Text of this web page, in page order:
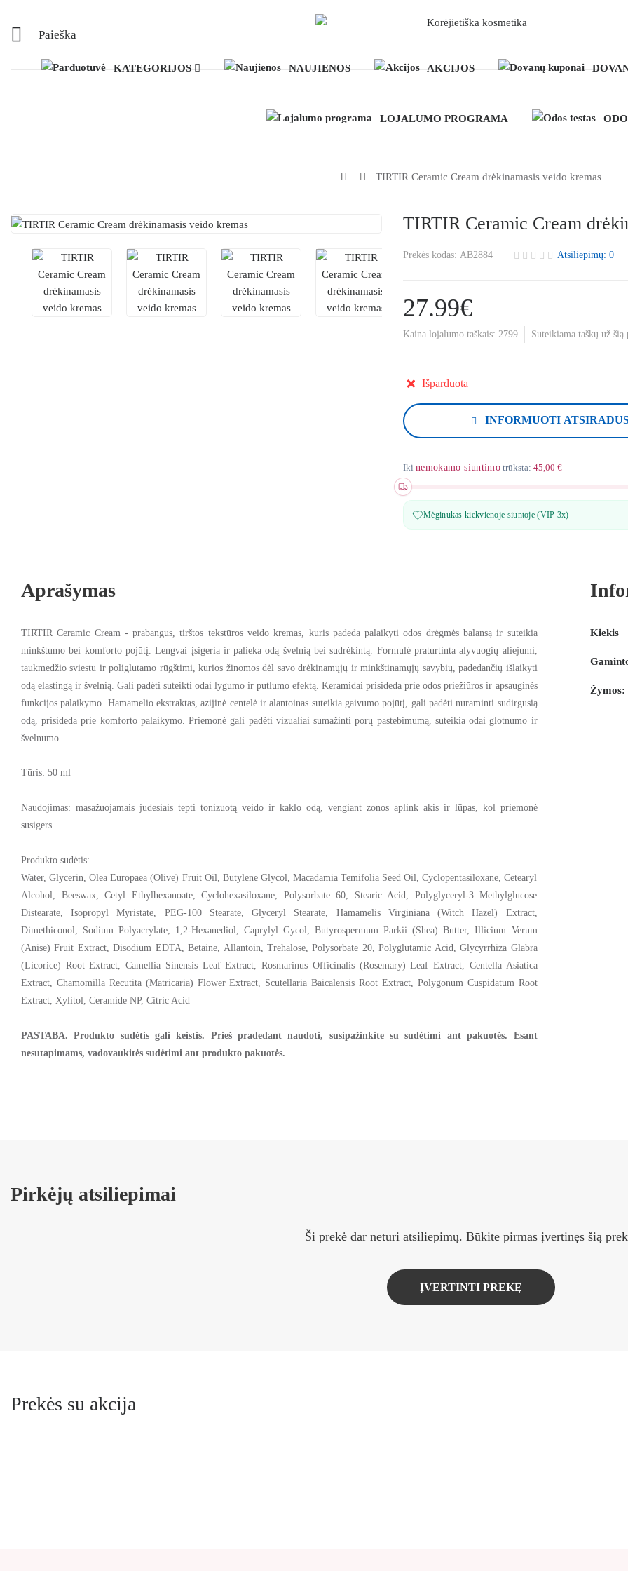
Paieška
KATEGORIJOS NAUJIENOS AKCIJOS
LOJALUMO PROGRAMA
TIRTIR Ceramic Cream drėkinamasis veido kremas
TIRTIR Ceramic Cream
Prekės kodas: AB2884 Atsiliepimų: 0
27.99€
Kaina lojalumo taškais: 2799 Suteikiama taškų už
Išparduota
INFORMUOTI
Iki nemokamo siuntimotrūksta: 45,00 €
Mėginukas kiekvienoje siuntoje (VIP 3x)
Aprašymas
TIRTIR Ceramic Cream - prabangus, tirštos tekstūros veido kremas, kuris padeda palaikyti odos drėgmės balansąir suteikia
minkštumo bei komforto pojūtį. Lengvai įsigeria ir palieka odą švelnią bei sudrėkintą. Formulė praturtintaalyvuogių aliejumi,
taukmedžio sviestu ir poliglutamo rūgštimi, kurios žinomos dėl savodrėkinamųjų ir minkštinamųjų savybių, padedančių išlaikyti
odą elastingą ir švelnią. Gali padėti suteikti odai lygumo ir putlumo efektą.Keramidai prisideda prieodos priežiūros ir apsauginės
funkcijos palaikymo. Hamamelio ekstraktas, azijinė centelė ir alantoinas suteikia gaivumo pojūtį, gali padėti nuraminti sudirgusią
odą,prisideda prie komforto palaikymo.Priemonė gali padėti vizualiai sumažinti porų pastebimumą, suteikia odai glotnumo ir
švelnumo.
Tūris: 50 ml
Naudojimas: masažuojamais judesiais tepti tonizuotą veido ir kaklo odą, vengiant zonos aplink akis ir lūpas, kol priemonė
susigers.
Produkto sudėtis:
Water, Glycerin, Olea Europaea (Olive) Fruit Oil, Butylene Glycol, Macadamia Temifolia Seed Oil, Cyclopentasiloxane, Cetearyl
Alcohol, Beeswax, Cetyl Ethylhexanoate, Cyclohexasiloxane, Polysorbate 60, Stearic Acid, Polyglyceryl-3 Methylglucose
Distearate, Isopropyl Myristate, PEG-100 Stearate, Glyceryl Stearate, Hamamelis Virginiana (Witch Hazel) Extract,
Dimethiconol, Sodium Polyacrylate, 1,2-Hexanediol, Caprylyl Gycol, Butyrospermum Parkii (Shea) Butter, Illicium Verum
(Anise) Fruit Extract, Disodium EDTA, Betaine, Allantoin, Trehalose, Polysorbate 20, Polyglutamic Acid, Glycyrrhiza Glabra
(Licorice) Root Extract, Camellia Sinensis Leaf Extract, Rosmarinus Officinalis (Rosemary) Leaf Extract, Centella Asiatica
Extract, Chamomilla Recutita (Matricaria) Flower Extract, Scutellaria Baicalensis Root Extract, Polygonum Cuspidatum Root
Extract, Xylitol, Ceramide NP, Citric Acid
PASTABA. Produkto sudėtis gali keistis. Prieš pradedant naudoti, susipažinkite su sudėtimi ant pakuotės. Esant
nesutapimams, vadovaukitės sudėtimi ant produkto pakuotės.
Kiekis
Žymos:
Pirkėjų atsiliepimai
Ši prekė dar neturi atsiliepimų. Būkite pirmas įvertinęs šią
ĮVERTINTI PREKĘ
Prekės su akcija